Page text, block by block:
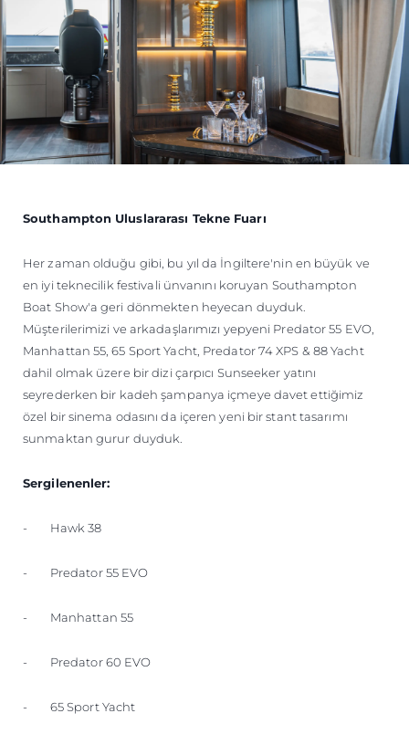
Southampton Uluslararası Tekne Fuarı
Her zaman olduğu gibi, bu yıl da İngiltere'nin en büyük ve
en iyi teknecilik festivali ünvanını koruyan Southampton
Boat Show'a geri dönmekten heyecan duyduk.
Müşterilerimizi ve arkadaşlarımızı yepyeni Predator 55 EVO,
Manhattan 55, 65 Sport Yacht, Predator 74 XPS & 88 Yacht
dahil olmak üzere bir dizi çarpıcı Sunseeker yatını
seyrederken bir kadeh şampanya içmeye davet ettiğimiz
özel bir sinema odasını da içeren yeni bir stant tasarımı
sunmaktan gurur duyduk.
Sergilenenler:
- Hawk 38
- Predator 55 EVO
- Manhattan 55
- Predator 60 EVO
- 65 Sport Yacht